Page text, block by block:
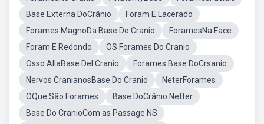
Base Externa DoCrânio
Foram E Lacerado
Forames MagnoDa Base Do Cranio
ForamesNa Face
Foram E Redondo
OS Forames Do Cranio
Osso AllaBase Del Cranio
Forames Base DoCrsanio
Nervos CranianosBase Do Cranio
NeterForames
OQue São Forames
Base DoCrânio Netter
Base Do CranioCom as Passage NS